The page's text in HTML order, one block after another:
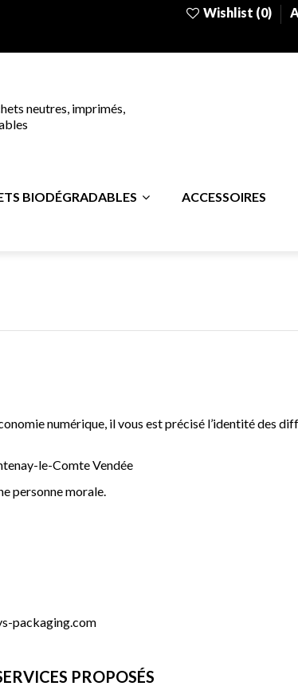
Wishlist (0)
neutres, imprimés,
BIODÉGRADABLES ACCESSOIRES
numérique, il vous est précisé l’identité des
le-Comte Vendée
personne morale.
packaging.com
PROPOSÉS